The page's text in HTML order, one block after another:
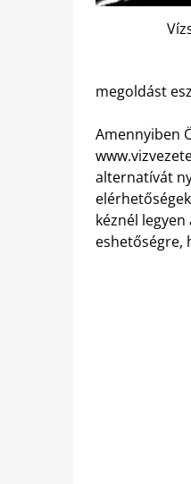
megoldást
Amennyiben
alternatívát
kéznél
eshetőségre,